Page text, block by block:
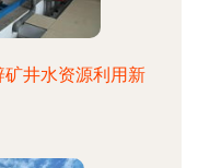
井水资源利用新